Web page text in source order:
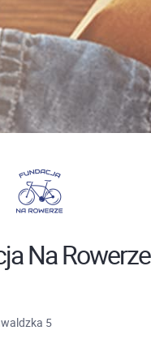
Na Rowerze
5